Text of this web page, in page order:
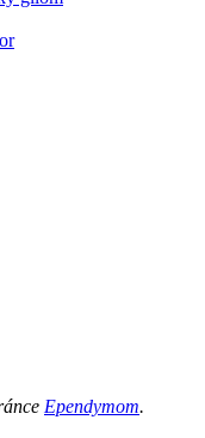
Ependymom.